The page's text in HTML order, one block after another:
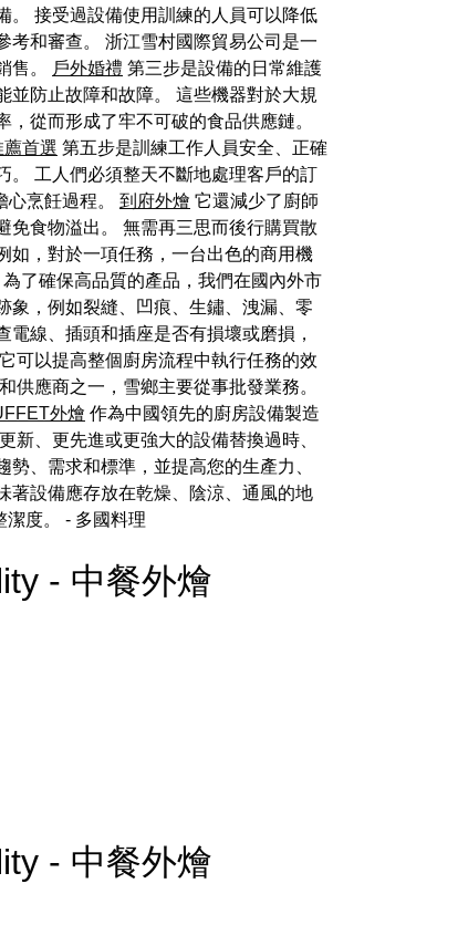
。 接受過設備使用訓練的人員可以降低
考和審查。 浙江雪村國際貿易公司是一
售。 戶外婚禮 第三步是設備的日常維護
並防止故障和故障。 這些機器對於大規
從而形成了牢不可破的食品供應鏈。
首選 第五步是訓練工作人員安全、正確
。 工人們必須整天不斷地處理客戶的訂
烹飪過程。 到府外燴 它還減少了廚師
免食物溢出。 無需再三思而後行購買散
如，對於一項任務，一台出色的商用機
為了確保高品質的產品，我們在國內外市
象，例如裂縫、凹痕、生鏽、洩漏、零
線、插頭和插座是否有損壞或磨損，
可以提高整個廚房流程中執行任務的效
供應商之一，雪鄉主要從事批發業務。
外燴 作為中國領先的廚房設備製造
新、更先進或更強大的設備替換過時、
、需求和標準，並提高您的生產力、
著設備應存放在乾燥、陰涼、通風的地
度。 - 多國料理
- 中餐外燴
- 中餐外燴